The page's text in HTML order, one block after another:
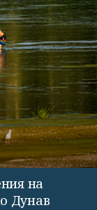
на
Дунав